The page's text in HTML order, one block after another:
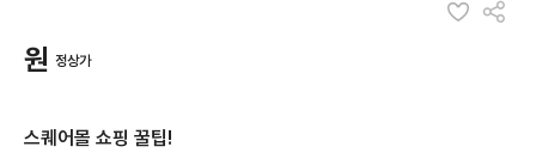
원 정상가
스퀘어몰 쇼핑 꿀팁!